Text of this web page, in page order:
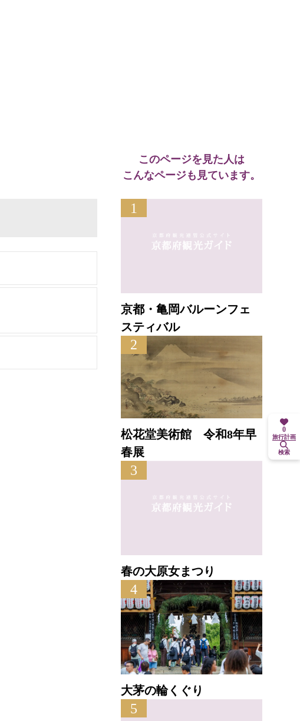
このページを見た人は
こんなページも見ています。
1
京都・亀岡バルーンフェ
スティバル
2
松花堂美術館 令和8年早
春展
3
春の大原女まつり
4
大茅の輪くぐり
5
0
旅行計画
検索